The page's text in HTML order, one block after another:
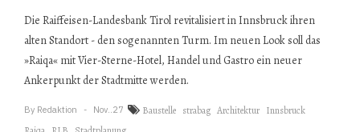
Die Raiffeisen-Landesbank Tirol revitalisiert in Innsbruck ihren
alten Standort - den sogenannten Turm. Im neuen Look soll das
»Raiqa« mit Vier-Sterne-Hotel, Handel und Gastro ein neuer
Ankerpunkt der Stadtmitte werden.
By Redaktion Nov..27 Baustelle strabag Architektur Innsbruck